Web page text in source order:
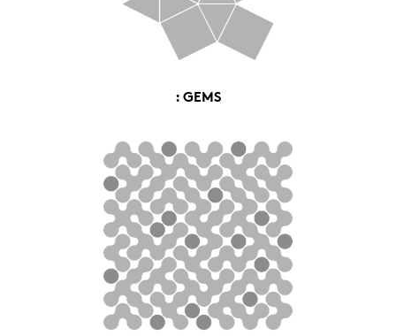
: GEMS